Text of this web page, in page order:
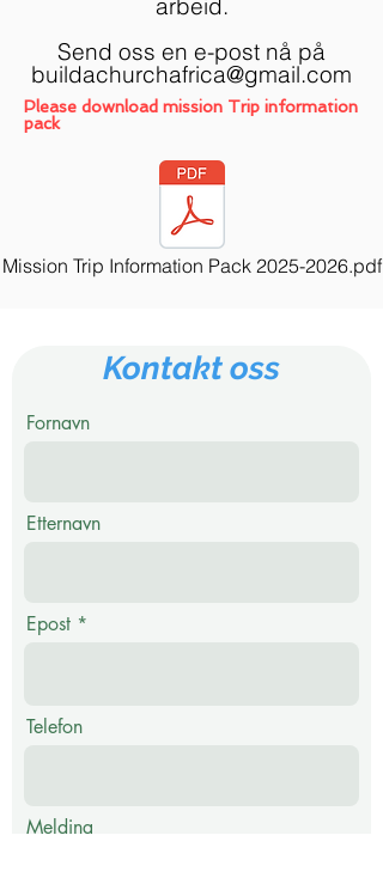
arbeid.
Send oss en e-post nå på
buildachurchafrica@gmail.com
Please download mission Trip information
pack
Mission Trip Information Pack 2025-2026.pdf
Kontakt oss
Fornavn
Etternavn
Epost
Telefon
Melding